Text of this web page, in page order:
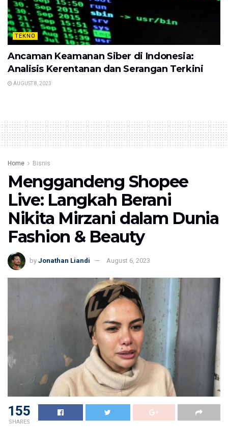
TEKNO
Ancaman Keamanan Siber di Indonesia:
Analisis Kerentanan dan Serangan Terkini
AUGUST 8, 2023
Home Bisnis
Menggandeng Shopee
Live: Langkah Berani
Nikita Mirzani dalam Dunia
Fashion & Beauty
by Jonathan Liandi August 6, 2023
155
SHARES